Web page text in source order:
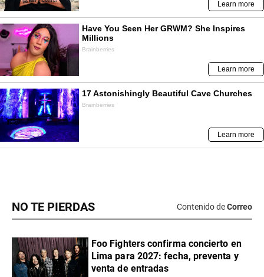
NO TE PIERDAS Contenido deCorreo
Foo Fighters confirma concierto en
Lima para 2027: fecha, preventa y
venta de entradas